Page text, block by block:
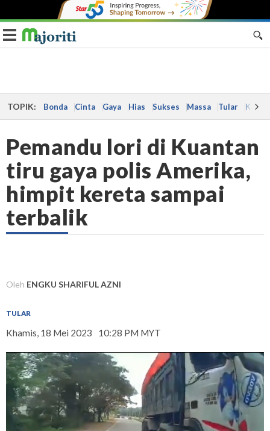
Toggle navigation
TOPIK: Bonda Cinta Gaya Hias Sukses Massa Tular Kes
Pemandu lori di Kuantan
tiru gaya polis Amerika,
himpit kereta sampai
terbalik
Oleh ENGKU SHARIFUL AZNI
TULAR
Khamis, 18 Mei 2023 10:28 PM MYT